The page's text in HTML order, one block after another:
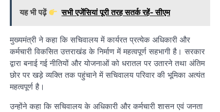
यह भी पढ़ें सभी एजेंसियां पूरी तरह सतर्क रहें- सीएम
मुख्यमंत्री ने कहा कि सचिवालय में कार्यरत प्रत्येक अधिकारी और
कर्मचारी विकसित उत्तराखंड के निर्माण में महत्वपूर्ण सहभागी है। सरकार
द्वारा बनाई गई नीतियों और योजनाओं को धरातल पर उतारने तथा अंतिम
छोर पर खड़े व्यक्ति तक पहुंचाने में सचिवालय परिवार की भूमिका अत्यंत
महत्वपूर्ण है।
उन्होंने कहा कि सचिवालय के अधिकारी और कर्मचारी शासन एवं जनता